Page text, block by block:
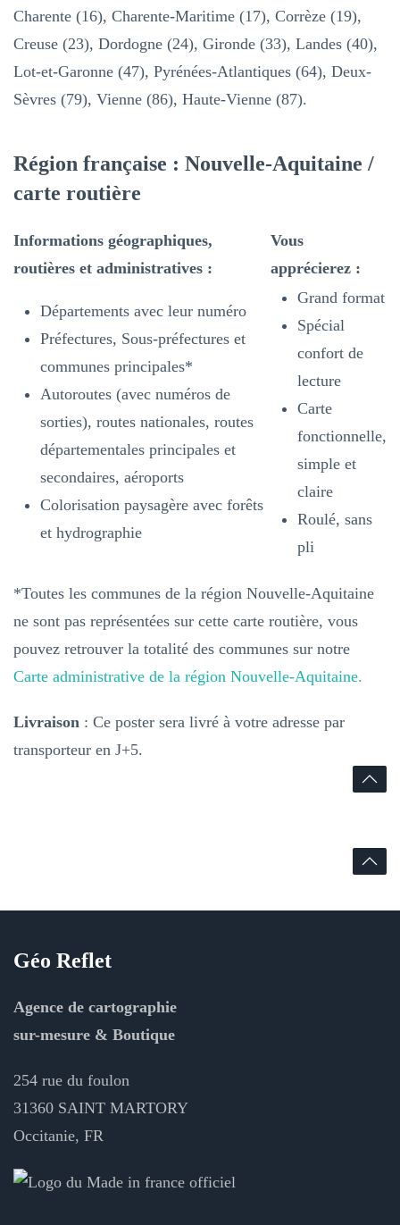
Charente (16), Charente-Maritime (17), Corrèze (19),
Creuse (23), Dordogne (24), Gironde (33), Landes (40),
Lot-et-Garonne (47), Pyrénées-Atlantiques (64), Deux-
Sèvres (79), Vienne (86), Haute-Vienne (87).
Région française : Nouvelle-Aquitaine /
carte routière
Informations géographiques,
routières et administratives :
Vous
apprécierez :
Départements avec leur numéro
Préfectures, Sous-préfectures et
communes principales*
Autoroutes (avec numéros de
sorties), routes nationales, routes
départementales principales et
secondaires, aéroports
Colorisation paysagère avec forêts
et hydrographie
Grand format
Spécial
confort de
lecture
Carte
fonctionnelle,
simple et
claire
Roulé, sans
pli
*Toutes les communes de la région Nouvelle-Aquitaine
ne sont pas représentées sur cette carte routière, vous
pouvez retrouver la totalité des communes sur notre
Carte administrative de la région Nouvelle-Aquitaine.
Livraison : Ce poster sera livré à votre adresse par
transporteur en J+5.
Géo Reflet
Agence de cartographie
sur-mesure & Boutique
254 rue du foulon
31360 SAINT MARTORY
Occitanie, FR